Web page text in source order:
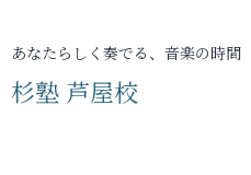
あなたらしく奏でる、音楽の時間
杉塾 芦屋校